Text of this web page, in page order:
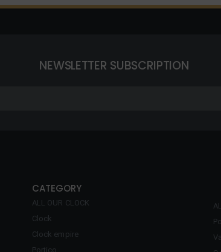
NEWSLETTER SUBSCRIPTION
CATEGORY
ALL OUR CLOCK
Clock
Clock empire
Portico